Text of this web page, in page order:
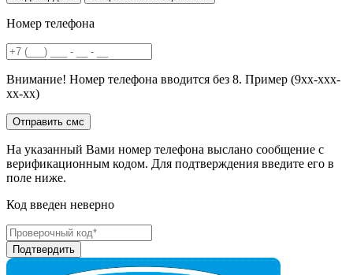
Номер телефона
Внимание! Номер телефона вводится без 8. Пример (9хх-ххх-
хх-хх)
На указанный Вами номер телефона выслано сообщение с
верификационным кодом. Для подтверждения введите его в
поле ниже.
Код введен неверно